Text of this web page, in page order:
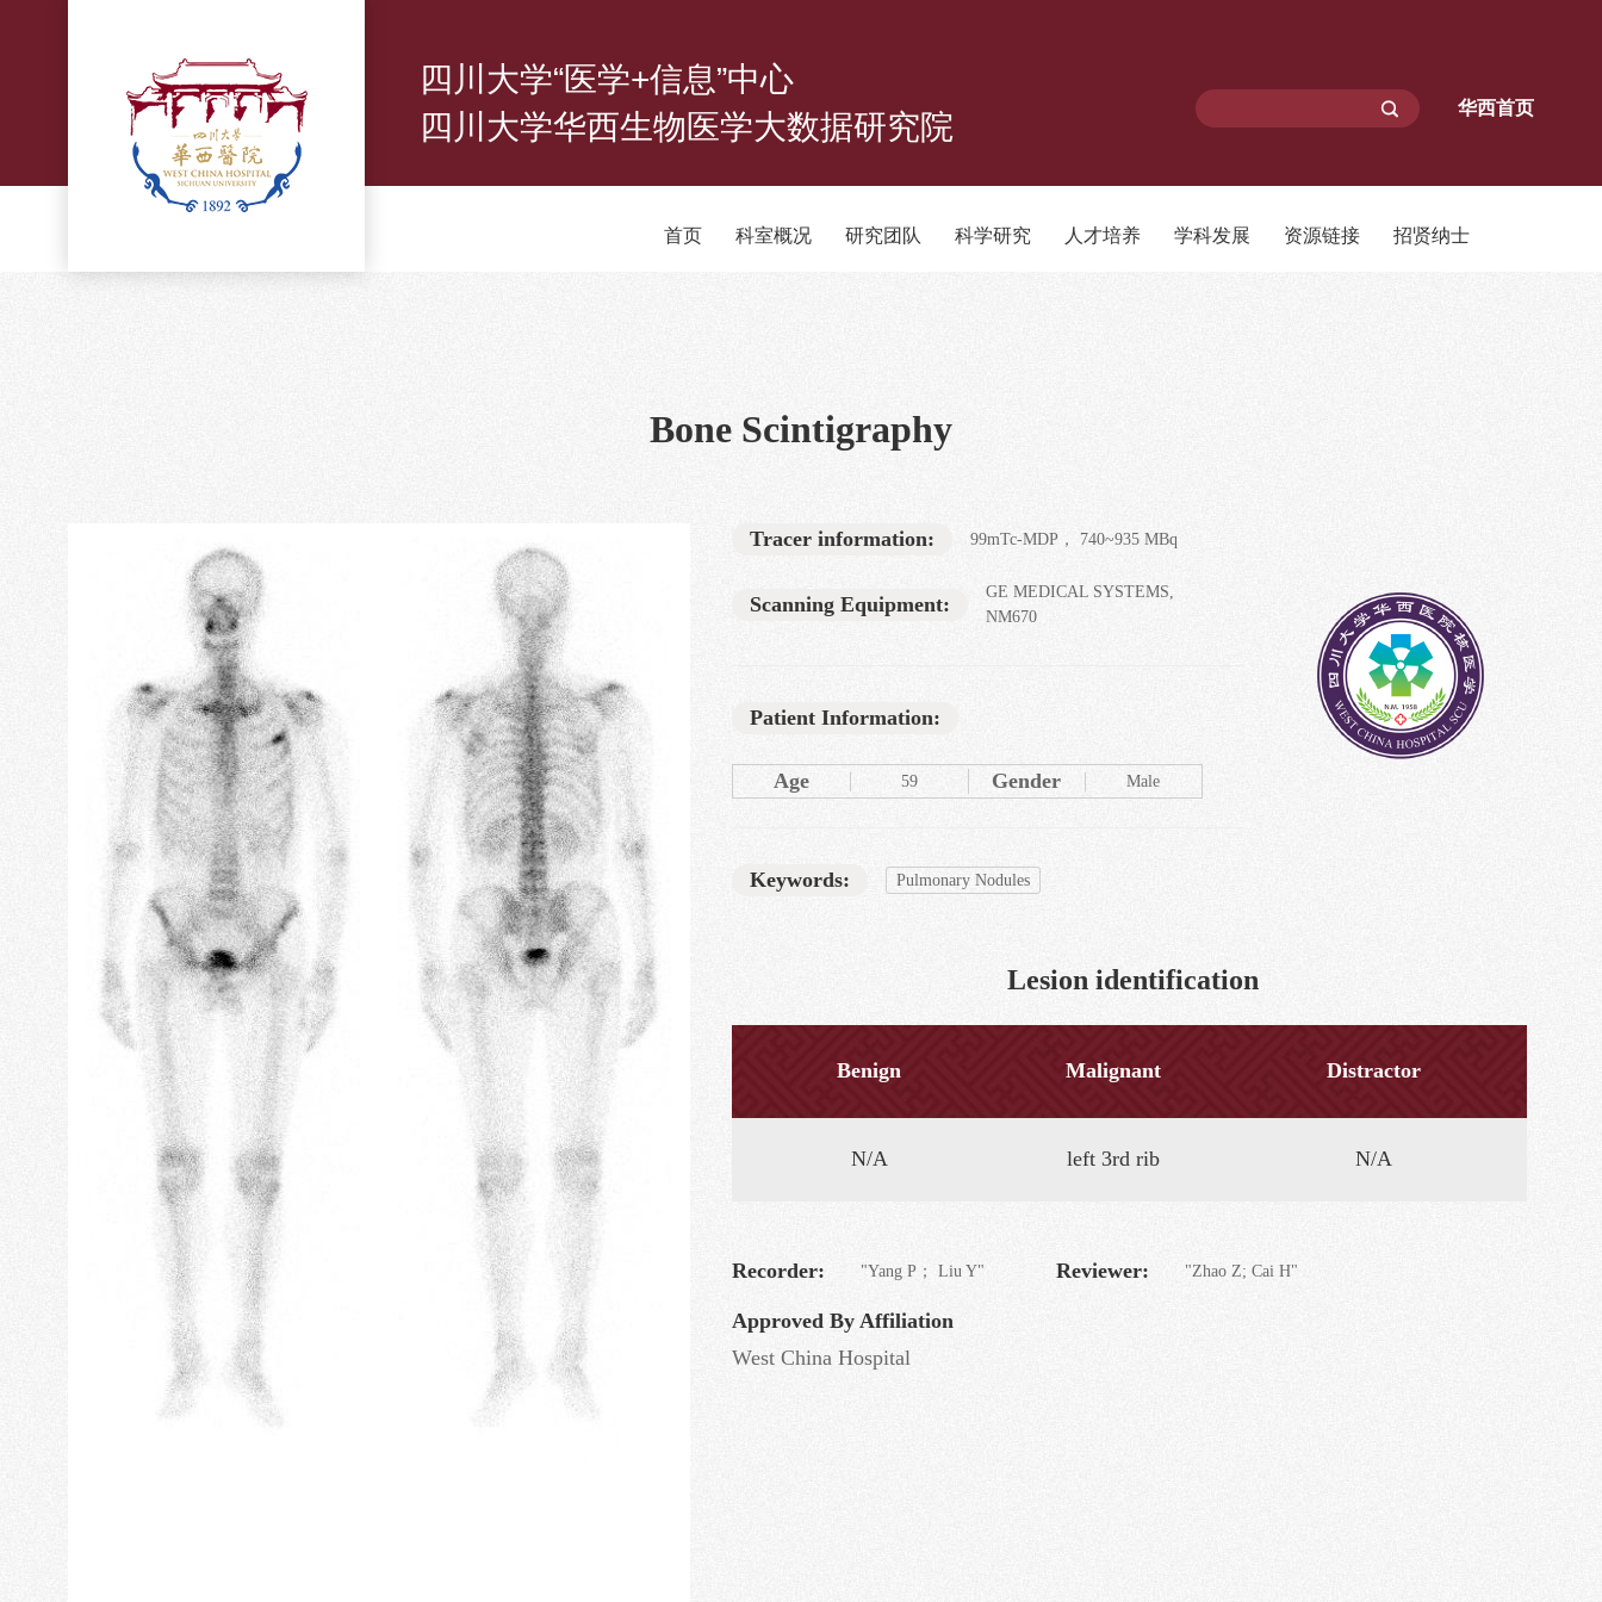
华西首页
四川大学“医学+信息”中心
四川大学华西生物医学大数据研究院
首页 科室概况 研究团队 科学研究 人才培养 学科发展 资源链接 招贤纳士
Bone Scintigraphy
Tracer information: 99mTc-MDP， 740~935 MBq
Scanning Equipment:
GE MEDICAL SYSTEMS,
NM670
Patient Information:
Age 59 Gender Male
Keywords: Pulmonary Nodules
Lesion identification
Benign Malignant Distractor
N/A left 3rd rib N/A
Recorder: "Yang P； Liu Y" Reviewer: "Zhao Z; Cai H"
Approved By Affiliation
West China Hospital